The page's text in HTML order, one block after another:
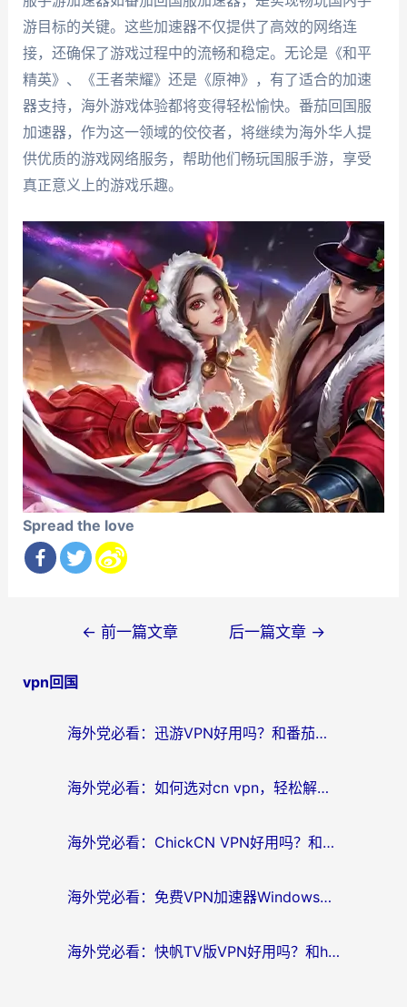
游目标的关键。这些加速器不仅提供了高效的网络连
接，还确保了游戏过程中的流畅和稳定。无论是《和平
精英》、《王者荣耀》还是《原神》，有了适合的加速
器支持，海外游戏体验都将变得轻松愉快。番茄回国服
加速器，作为这一领域的佼佼者，将继续为海外华人提
供优质的游戏网络服务，帮助他们畅玩国服手游，享受
真正意义上的游戏乐趣。
Spread the love
导
← 前一篇文章 后一篇文章 →
vpn回国
海外党必看：迅游VPN好用吗？和番茄加速器VPN对比哪个回国效果更好？
海外党必看：如何选对cn vpn，轻松解锁国内影音游戏？
海外党必看：ChickCN VPN好用吗？和星河VPN对比哪个回国效果更好？附真实体验+避坑指南
海外党必看：免费VPN加速器Windows版怎么选？附真实测评与无缝访问国内资源指南
海外党必看：快帆TV版VPN好用吗？和hi龟龟VPN对比哪个回国效果更好？附免费加速器选择指南